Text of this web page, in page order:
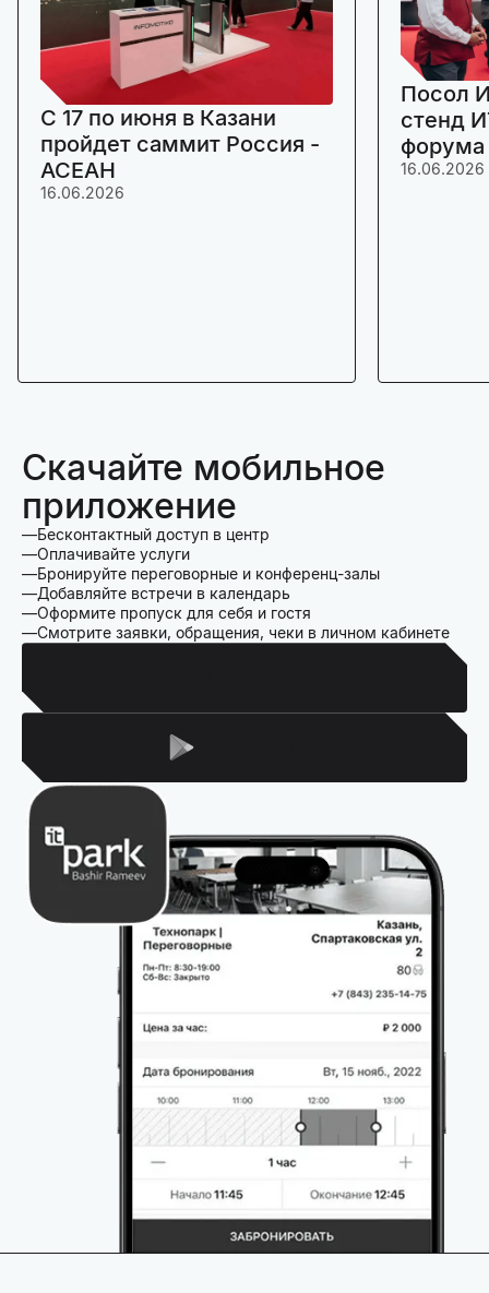
C 17 по июня в Казани
пройдет саммит Россия -
АСЕАН
16.06.2026
Посол
стенд
16.06.2026
Скачайте мобильное
приложение
Бесконтактный доступ в центр
Оплачивайте услуги
Бронируйте переговорные и конференц-залы
Добавляйте встречи в календарь
Оформите пропуск для себя и гостя
Смотрите заявки, обращения, чеки в личном кабинете